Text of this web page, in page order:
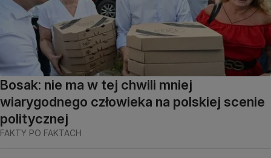
Bosak: nie ma w tej chwili mniej
wiarygodnego człowieka na polskiej scenie
politycznej
FAKTY PO FAKTACH